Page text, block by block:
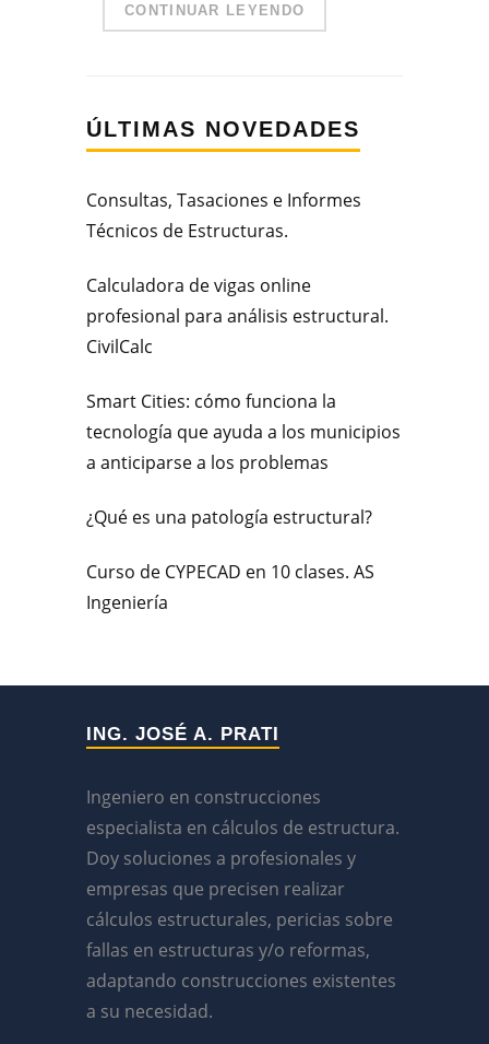
CONTINUAR LEYENDO
ÚLTIMAS NOVEDADES
Consultas, Tasaciones e Informes
Técnicos de Estructuras.
Calculadora de vigas online
profesional para análisis estructural.
CivilCalc
Smart Cities: cómo funciona la
tecnología que ayuda a los municipios
a anticiparse a los problemas
¿Qué es una patología estructural?
Curso de CYPECAD en 10 clases. AS
Ingeniería
ING. JOSÉ A. PRATI
Ingeniero en construcciones
especialista en cálculos de estructura.
Doy soluciones a profesionales y
empresas que precisen realizar
cálculos estructurales, pericias sobre
fallas en estructuras y/o reformas,
adaptando construcciones existentes
a su necesidad.